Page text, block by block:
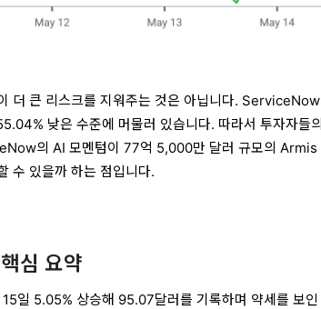
더 큰 리스크를 지워주는 것은 아닙니다.
낮은 수준에 머물러 있습니다. 따라서 투자자들
의 AI 모멘텀이 77억 5,000만 달러 규모의 Armis
수 있을까 하는 점입니다.
심 요약
일 5.05% 상승해 95.07달러를 기록하며 약세를 보인